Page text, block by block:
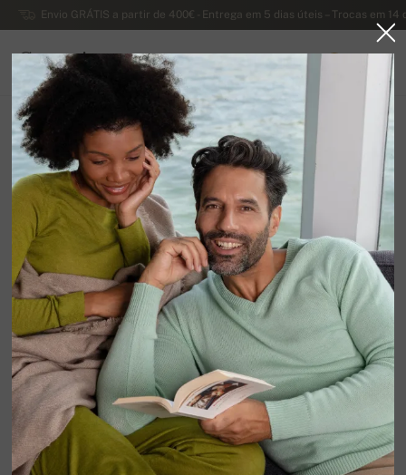
Envio GRÁTIS a partir de 400€ - Entrega em 5 dias úteis – Trocas em
Caxemira
PORTUGAL
Página principal